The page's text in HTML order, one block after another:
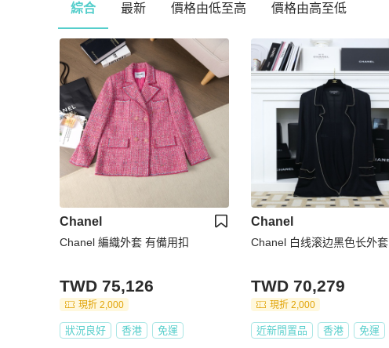
綜合 最新 價格由低至高 價格由高至低
Chanel
Chanel 編織外套 有備用扣
TWD 75,126
現折 2,000
狀況良好 香港 免運
Chanel
Chanel 白线滚边黑色长外套
TWD 70,279
現折 2,000
近新閒置品 香港 免運